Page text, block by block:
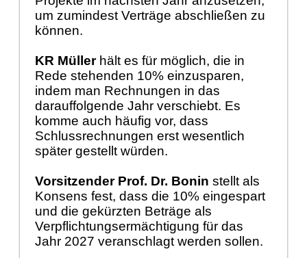
um zumindest Verträge abschließen zu
können.
KR Müllerhält es für möglich, die in
Rede stehenden 10% einzusparen,
indem man Rechnungen in das
darauffolgende Jahr verschiebt. Es
komme auch häufig vor, dass
Schlussrechnungen erst wesentlich
später gestellt würden.
Vorsitzender Prof. Dr. Bonin stellt als
Konsens fest, dass die 10% eingespart
und die gekürzten Beträge als
Verpflichtungsermächtigung für das
Jahr 2027 veranschlagt werden sollen.